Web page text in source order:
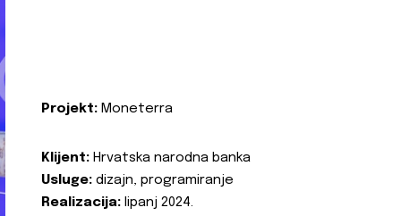
Projekt: Moneterra
Klijent: Hrvatska narodna banka
Usluge: dizajn, programiranje
Realizacija: lipanj 2024.